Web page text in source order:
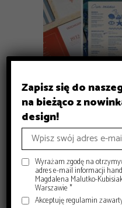
Gdzie zjeść w
– Food
Michelin Guide Polska
Czy sushi przestało być
– Food
Jak projektować menu
– Food
Zapisz się do
na bieżąco z
design!
Wyrażam zgodę na
adres e-mail informacji
Magdalena Malutko-
Warszawie *
Akceptuję regulamin